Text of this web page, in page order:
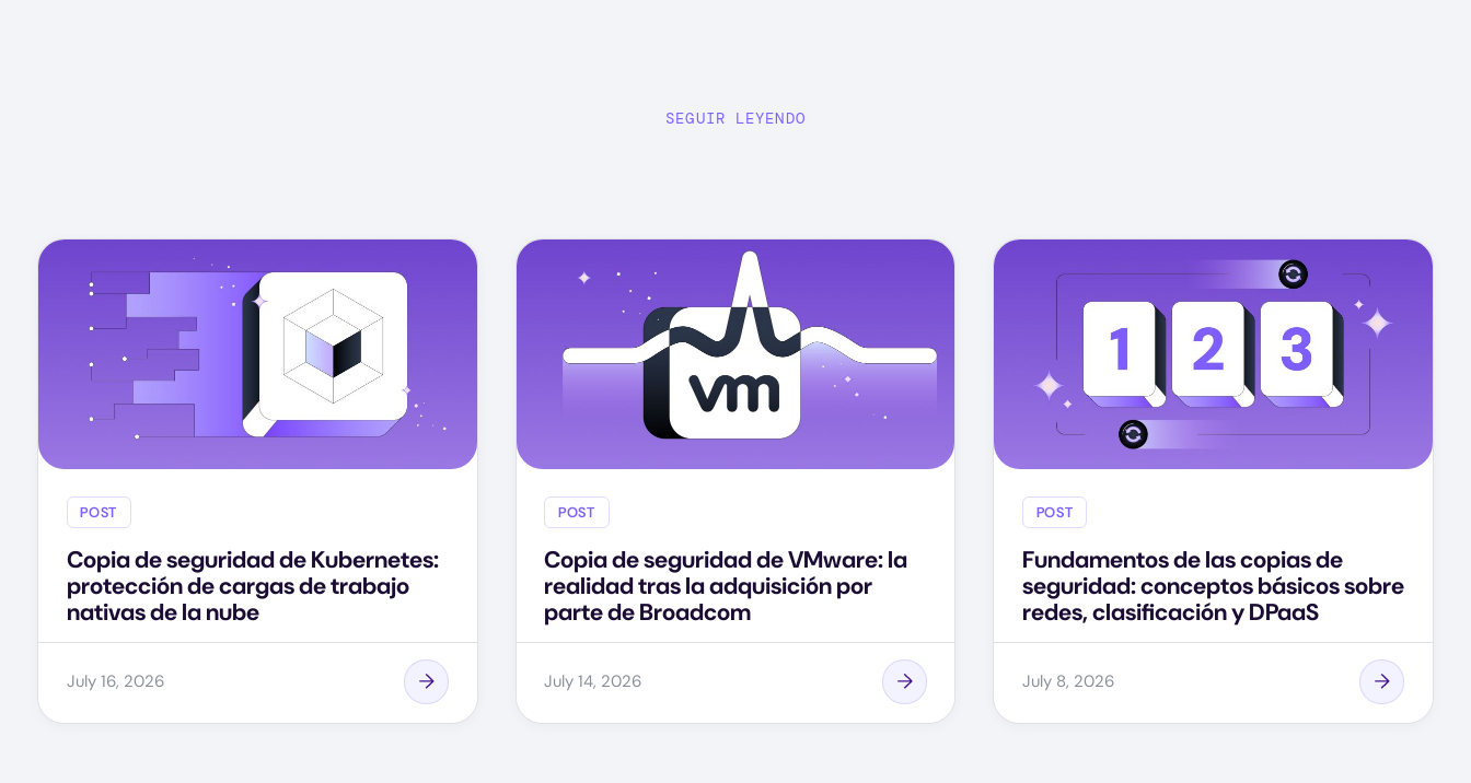
SEGUIR LEYENDO
POST
Copia de seguridad de Kubernetes:
protección de cargas de trabajo
nativas de la nube
July 16, 2026
POST
Copia de seguridad de VMware: la
realidad tras la adquisición por
parte de Broadcom
July 14, 2026
POST
Fundamentos de las copias de
seguridad: conceptos básicos sobre
redes, clasificación y DPaaS
July 8, 2026